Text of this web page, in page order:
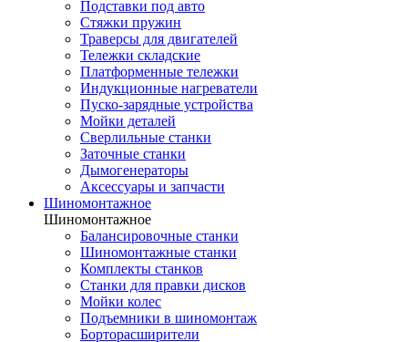
Подставки под авто
Стяжки пружин
Траверсы для двигателей
Тележки складские
Платформенные тележки
Индукционные нагреватели
Пуско-зарядные устройства
Мойки деталей
Сверлильные станки
Заточные станки
Дымогенераторы
Аксессуары и запчасти
Шиномонтажное
Шиномонтажное
Балансировочные станки
Шиномонтажные станки
Комплекты станков
Станки для правки дисков
Мойки колес
Подъемники в шиномонтаж
Борторасширители